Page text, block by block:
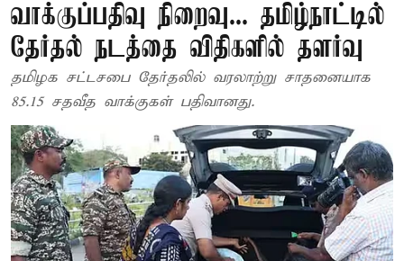
வாக்குப்பதிவு நிறைவு... தமிழ்நாட்டில்
தேர்தல் நடத்தை விதிகளில் தளர்வு
தமிழக சட்டசபை தேர்தலில் வரலாற்று சாதனையாக
85.15 சதவீத வாக்குகள் பதிவானது.